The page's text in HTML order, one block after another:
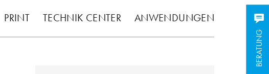
PRINT TECHNIK CENTER ANWENDUNGEN
BERATUNG
BERATUNG